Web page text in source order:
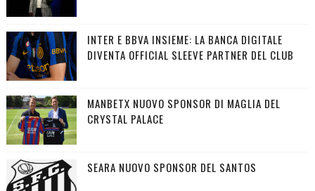
INTER E BBVA INSIEME: LA BANCA DIGITALE
DIVENTA OFFICIAL SLEEVE PARTNER DEL CLUB
MANBETX NUOVO SPONSOR DI MAGLIA DEL
CRYSTAL PALACE
SEARA NUOVO SPONSOR DEL SANTOS